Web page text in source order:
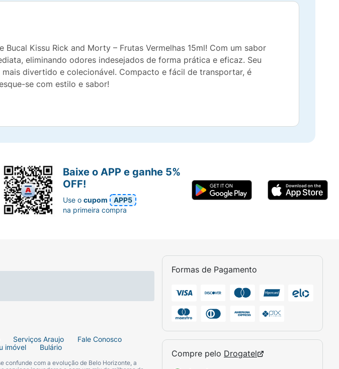
Kissu Rick and Morty – Frutas Vermelhas 15ml! Com um sabor
eliminando odores indesejados de forma prática e eficaz. Seu
divertido e colecionável. Compacto e fácil de transportar, é
se com estilo e sabor!
Serviços Araujo
Fale Conosco
imóvel Bulário
confunde com a evolução de Belo Horizonte, a
Formas de Pagamento
Compre pelo Drogatel
Baixe o APP e ganhe 5%
OFF!
Use ocupom
APP5
na primeira compra